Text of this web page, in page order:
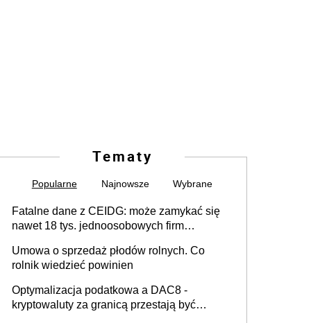
Tematy
Popularne Najnowsze Wybrane
Fatalne dane z CEIDG: może zamykać się
nawet 18 tys. jednoosobowych firm
Umowa o sprzedaż płodów rolnych. Co
rolnik wiedzieć powinien
Optymalizacja podatkowa a DAC8 -
kryptowaluty za granicą przestają być